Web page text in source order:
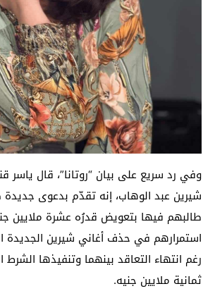
وفي رد سريع على بيان “روتانا”، قال
شيرين عبد الوهاب، إنه تقدّم بدعوى جديدة
طالبهم فيها بتعويض قدرُه عشرة ملايين
استمرارهم في حذف أغاني شيرين الجديدة
رغم انتهاء التعاقد بينهما وتنفيذها الشرط
ثمانية ملايين جنيه.